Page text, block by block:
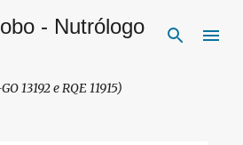
o conteúdo principal
- Nutrólogo
13192 e RQE 11915)